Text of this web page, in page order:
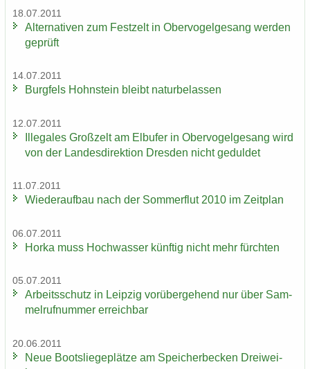
18.07.2011
Al­ter­na­ti­ven zum Fest­zelt in Ober­vo­gel­ge­sang wer­den
ge­prüft
14.07.2011
Burg­fels Hohn­stein bleibt na­tur­be­las­sen
12.07.2011
Il­le­ga­les Groß­zelt am Elb­ufer in Ober­vo­gel­ge­sang wird
von der Lan­des­di­rek­ti­on Dres­den nicht ge­dul­det
11.07.2011
Wie­der­auf­bau nach der Som­mer­flut 2010 im Zeit­plan
06.07.2011
Horka muss Hoch­was­ser künf­tig nicht mehr fürch­ten
05.07.2011
Ar­beits­schutz in Leip­zig vor­über­ge­hend nur über Sam­
mel­ruf­num­mer er­reich­bar
20.06.2011
Neue Boots­lie­ge­plät­ze am Spei­cher­be­cken Drei­wei­